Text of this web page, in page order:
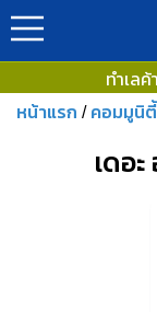
ทำเล
หน้าแรก / คอมมูนิ
เดอ